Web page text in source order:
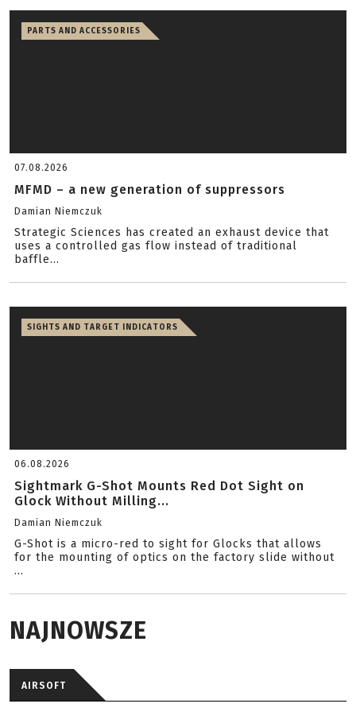
PARTS AND ACCESSORIES
07.08.2026
MFMD – a new generation of suppressors
Damian Niemczuk
Strategic Sciences has created an exhaust device that
uses a controlled gas flow instead of traditional
baffle...
SIGHTS AND TARGET INDICATORS
06.08.2026
Sightmark G-Shot Mounts Red Dot Sight on
Glock Without Milling...
Damian Niemczuk
G-Shot is a micro-red to sight for Glocks that allows
for the mounting of optics on the factory slide without
...
NAJNOWSZE
AIRSOFT